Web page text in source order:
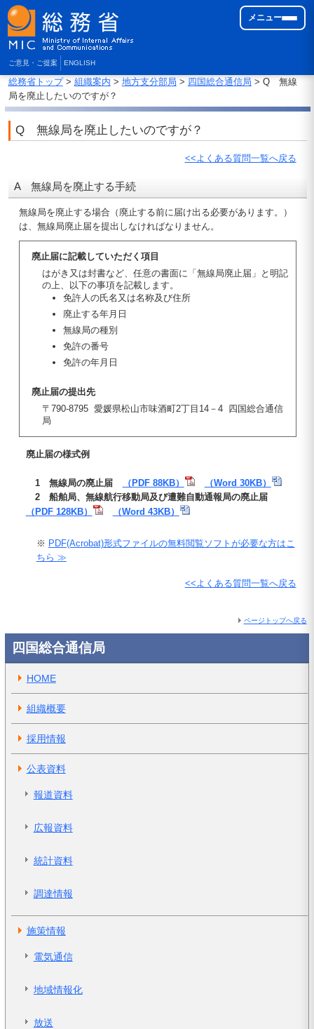
ご意見・ご提案 ENGLISH
メニュー
総務省トップ> 組織案内 > 地方支分部局 > 四国総合通信局 > Q 無線
局を廃止したいのですが？
Q 無線局を廃止したいのですが？
<<よくある質問一覧へ戻る
A 無線局を廃止する手続
無線局を廃止する場合（廃止する前に届け出る必要があります。）
は、無線局廃止届を提出しなければなりません。
廃止届に記載していただく項目
はがき又は封書など、任意の書面に「無線局廃止届」と明記
の上、以下の事項を記載します。
免許人の氏名又は名称及び住所
廃止する年月日
無線局の種別
免許の番号
免許の年月日
廃止届の提出先
〒790-8795 愛媛県松山市味酒町2丁目14－4 四国総合通信
局
廃止届の様式例
1 無線局の廃止届 （PDF 88KB）
（Word 30KB）
2 船舶局、無線航行移動局及び遭難自動通報局の廃止届
（PDF 128KB）
（Word 43KB）
※ PDF(Acrobat)形式ファイルの無料閲覧ソフトが必要な方はこ
ちら ≫
<<よくある質問一覧へ戻る
ページトップへ戻る
四国総合通信局
HOME
組織概要
採用情報
公表資料
報道資料
広報資料
統計資料
調達情報
施策情報
電気通信
地域情報化
放送